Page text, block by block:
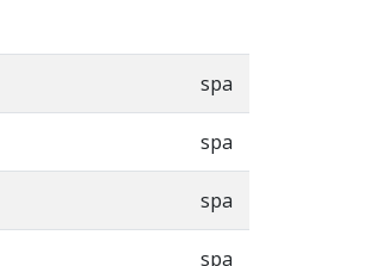
spa
spa
spa
spa